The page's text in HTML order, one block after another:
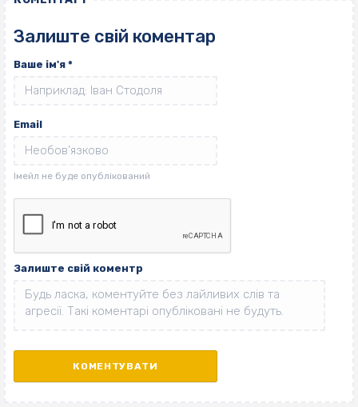
Залиште свій коментар
Ваше ім'я *
Email
Залиште свій коментр